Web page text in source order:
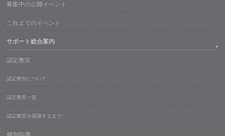
募集中の公開イベント
これまでのイベント
サポート総合案内
認定教室
認定教室について
認定教室一覧
認定教室を開講するまで
個別指導